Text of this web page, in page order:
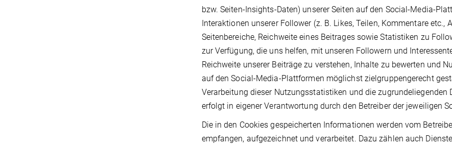
bzw. Seiten-Insights-Daten) unserer Seiten auf den Social-Media-
Interaktionen unserer Follower (z. B. Likes, Teilen, Kommentare etc.,
Seitenbereiche, Reichweite eines Beitrages sowie Statistiken zu
zur Verfügung, die uns helfen, mit unseren Followern und
Reichweite unserer Beiträge zu verstehen, Inhalte zu bewerten und
auf den Social-Media-Plattformen möglichst zielgruppengerecht
Verarbeitung dieser Nutzungsstatistiken und die
erfolgt in eigener Verantwortung durch den Betreiber der jeweiligen
Die in den Cookies gespeicherten Informationen werden vom
empfangen, aufgezeichnet und verarbeitet. Dazu zählen auch